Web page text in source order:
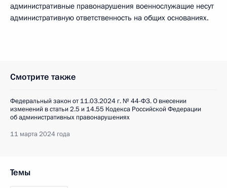
административные правонарушения военнослужащие несут
административную ответственность на общих основаниях.
Смотрите также
Федеральный закон от 11.03.2024 г. № 44-ФЗ. О внесении
изменений в статьи 2.5 и 14.55 Кодекса Российской Федерации
об административных правонарушениях
11 марта 2024 года
Темы